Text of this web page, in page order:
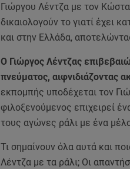
Γιώργου Λέντζα με τον
δικαιολογούν το γιατί έχει
και στην Ελλάδα,
Ο Γιώργος Λέντζας
πνεύματος, αιφνιδιάζοντας
εκπομπής υποδέχεται τον
φιλοξενούμενος επιχειρεί
τους αγώνες ράλι με ένα
Τι σημαίνουν όλα αυτά και
Λέντζα με τα ράλι; Οι